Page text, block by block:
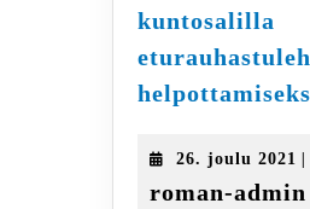
kuntosalilla
26. joulu 2021 |
roman-admin